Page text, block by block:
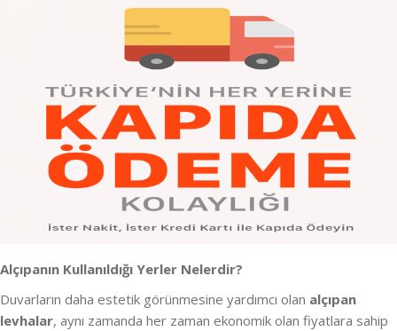
Alçıpanın Kullanıldığı Yerler Nelerdir?
Duvarların daha estetik görünmesine yardımcı olan alçıpan
levhalar, aynı zamanda her zaman ekonomik olan fiyatlara sahip